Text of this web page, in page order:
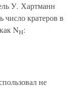
У. Хартманн
число кратеров в
NH:
не